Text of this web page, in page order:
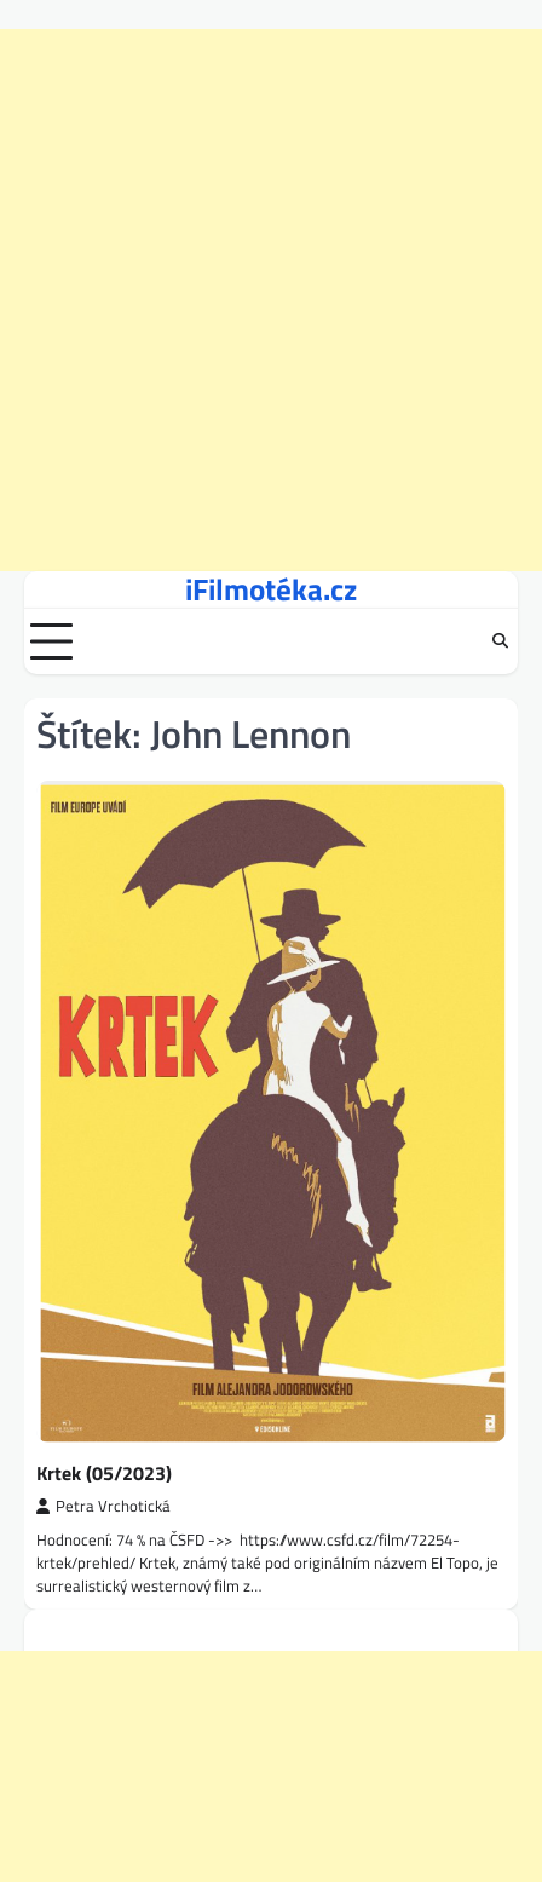
content
iFilmotéka.cz
Štítek:John Lennon
Krtek (05/2023)
Petra Vrchotická
Hodnocení: 74 % na ČSFD ->> https://www.csfd.cz/film/72254-
krtek/prehled/ Krtek, známý také pod originálním názvem El Topo, je
surrealistický westernový film z…